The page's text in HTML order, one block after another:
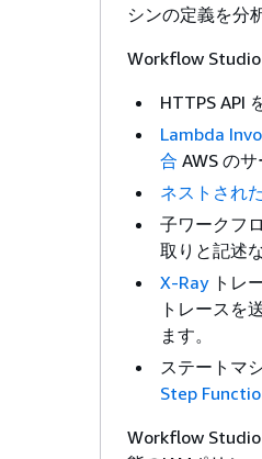
シンの定義を分
Workflow Studio
HTTPS API
Lambda
合 AWS の
ネストされ
子ワークフ
取りと記述
X-Rayトレ
トレースを
ます。
ステートマ
Step
Workflow